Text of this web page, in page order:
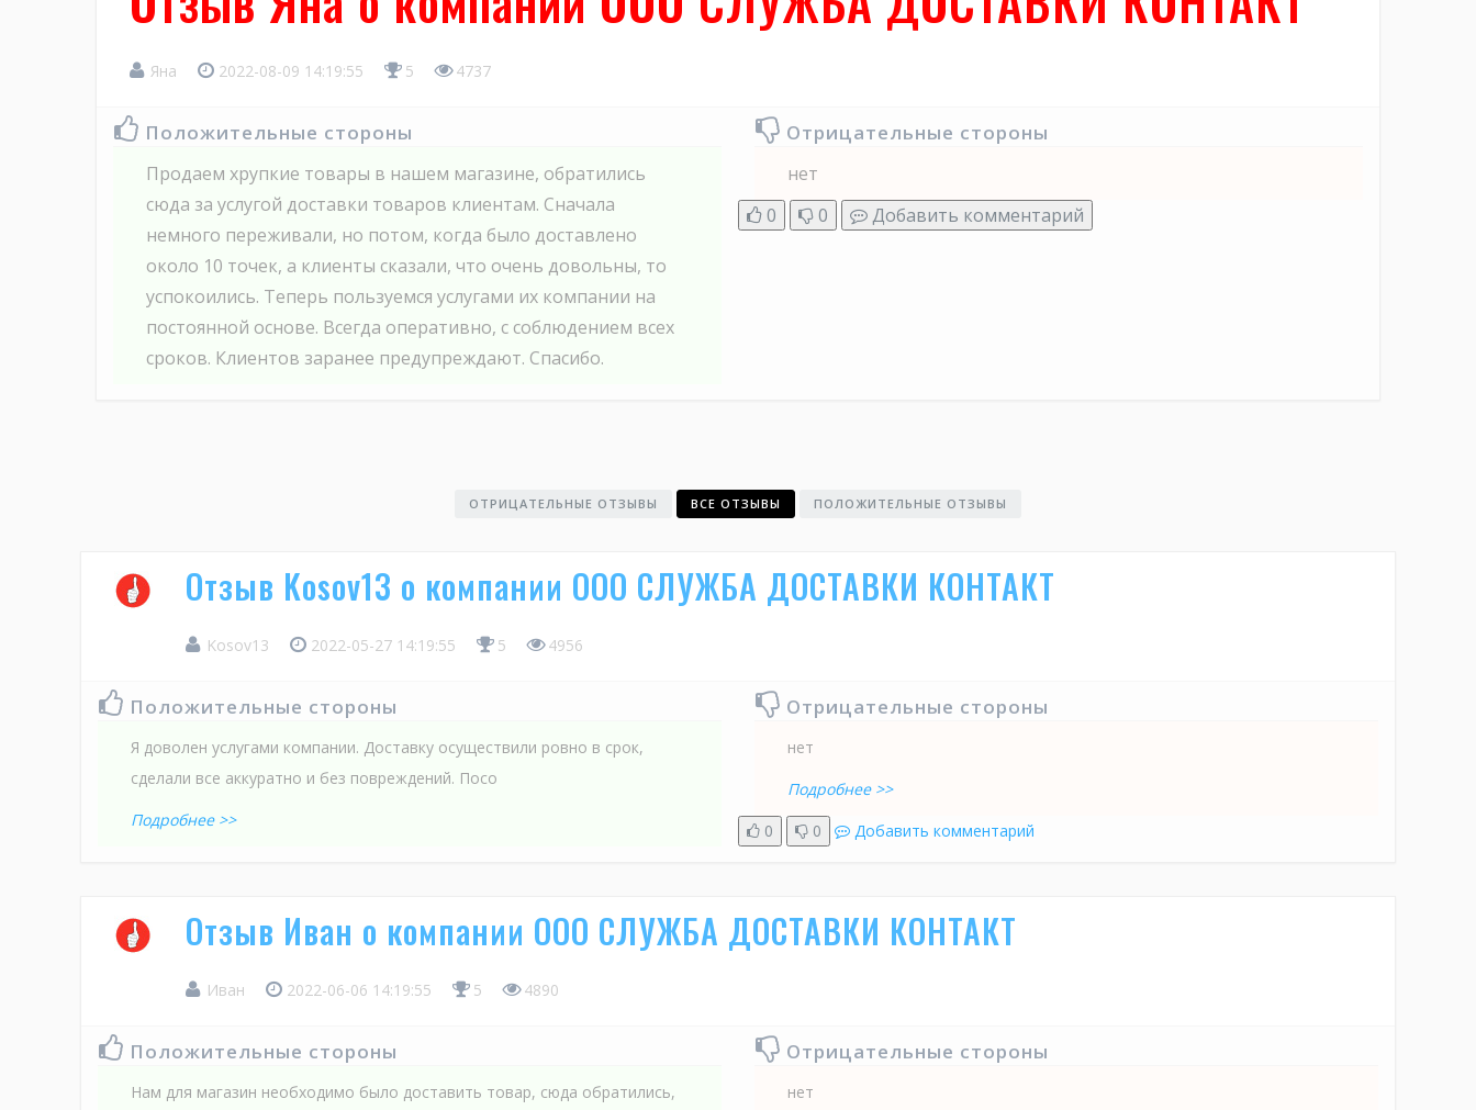
Яна 2022-08-09 14:19:55 5 4737
Положительные стороны
Продаем хрупкие товары в нашем магазине, обратились
сюда за услугой доставки товаров клиентам. Сначала
немного переживали, но потом, когда было доставлено
около 10 точек, а клиенты сказали, что очень довольны, то
успокоились. Теперь пользуемся услугами их компании на
постоянной основе. Всегда оперативно, с соблюдением всех
сроков. Клиентов заранее предупреждают. Спасибо.
Отрицательные стороны
нет
0
0 Добавить комментарий
ОТРИЦАТЕЛЬНЫЕ ОТЗЫВЫ ВСЕ ОТЗЫВЫ ПОЛОЖИТЕЛЬНЫЕ ОТЗЫВЫ
Отзыв Kosov13 о компании ООО СЛУЖБА ДОСТАВКИ КОНТАКТ
Kosov13 2022-05-27 14:19:55 5 4956
Положительные стороны
Я доволен услугами компании. Доставку осуществили ровно в срок,
сделали все аккуратно и без повреждений. Посо
Подробнее >>
Отрицательные стороны
нет
Подробнее >>
0
0 Добавить комментарий
Отзыв Иван о компании ООО СЛУЖБА ДОСТАВКИ КОНТАКТ
Иван 2022-06-06 14:19:55 5 4890
Положительные стороны
Нам для магазин необходимо было доставить товар, сюда обратились,
Отрицательные стороны
нет